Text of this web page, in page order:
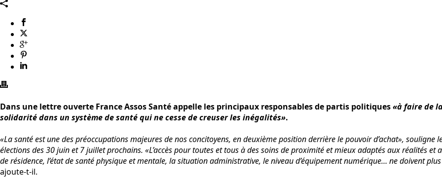
Dans une lettre ouverte France Assos Santé appelle les principaux responsables de partis politiques«à faire de
solidarité dans un système de santé qui ne cesse de creuser les inégalités».
«La santé est une des préoccupations majeures de nos concitoyens, en deuxième position derrière le pouvoir d’achat», souligne
élections des 30 juin et 7 juillet prochains. «L’accès pour toutes et tous à des soins de proximité et mieux adaptés aux réalités
de résidence, l’état de santé physique et mentale, la situation administrative, le niveau d’équipement numérique… ne doivent
ajoute-t-il.